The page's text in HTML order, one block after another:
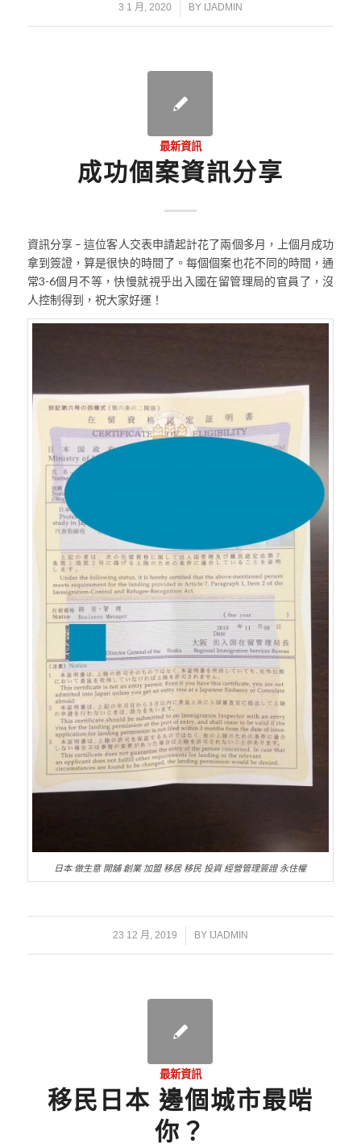
3 1 月, 2020
/ BY IJADMIN
最新資訊
成功個案資訊分享
資訊分享 – 這位客人交表申請起計花了兩個多月，上個月成功
拿到簽證，算是很快的時間了。每個個案也花不同的時間，通
常3-6個月不等，快慢就視乎出入國在留管理局的官員了，沒
人控制得到，祝大家好運！
日本 做生意 開舖 創業 加盟 移居 移民 投資 經營管理簽證 永住權
23 12 月, 2019
/ BY IJADMIN
最新資訊
移民日本 邊個城市最啱
你？